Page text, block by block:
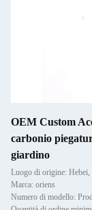
OEM Custom
carbonio
giardino
Luogo di origine: Hebei,
Marca: oriens
Numero di modello: